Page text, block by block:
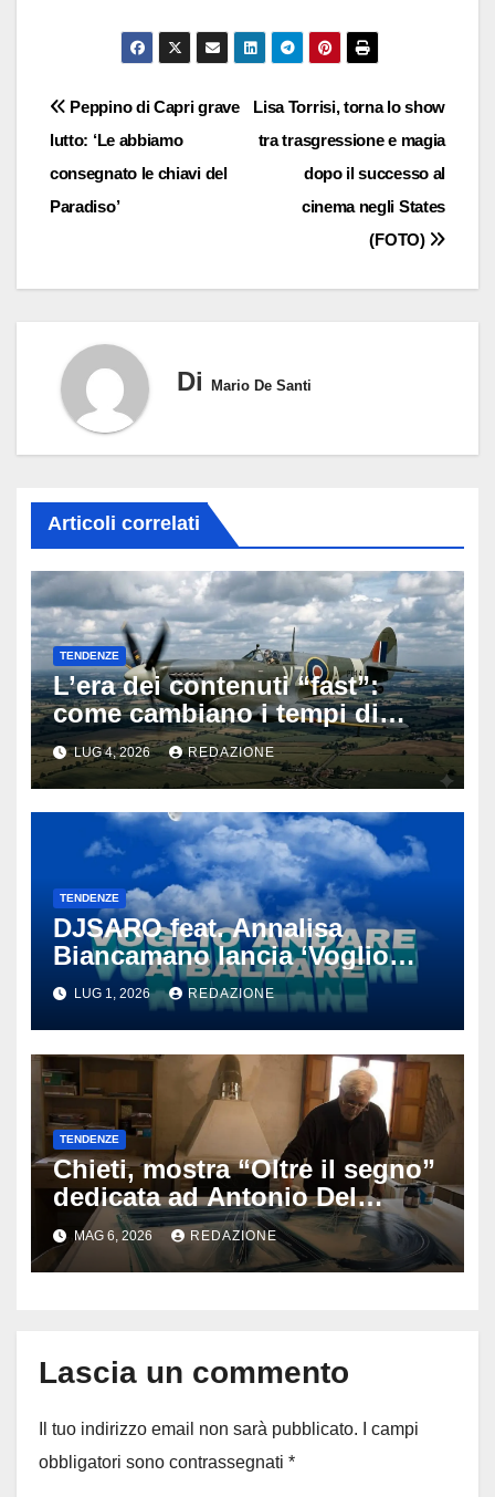
Navigazione
articoli
Lisa Torrisi, torna lo show
tra trasgressione e magia
dopo il successo al
cinema negli States
(FOTO)
Peppino di Capri grave
lutto: ‘Le abbiamo
consegnato le chiavi del
Paradiso’
Di Mario De Santi
Articoli correlati
TENDENZE
L’era dei contenuti “fast”:
come cambiano i tempi di
attenzione nell’intrattenimento
digitale
LUG 4, 2026 REDAZIONE
TENDENZE
DJSARO feat. Annalisa
Biancamano lancia ‘Voglio
andare a ballare’: il
tormentone latino che punta a
conquistare l’estate 2026
LUG 1, 2026 REDAZIONE
TENDENZE
Chieti, mostra “Oltre il segno”
dedicata ad Antonio Del
Donno: opere e sculture nel
cuore della città
MAG 6, 2026 REDAZIONE
Lascia un commento
Il tuo indirizzo email non sarà pubblicato.
I campi
obbligatori sono contrassegnati *